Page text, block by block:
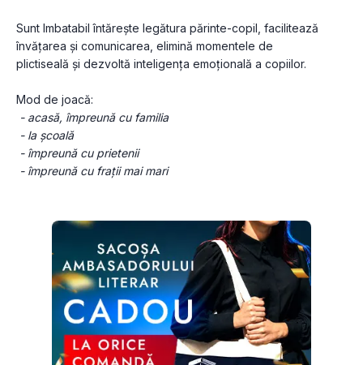
Sunt Imbatabil întărește legătura părinte-copil, facilitează
învățarea și comunicarea, elimină momentele de
plictiseală și dezvoltă inteligența emoțională a copiilor.
Mod de joacă:
- acasă, împreună cu familia
- la școală
- împreună cu prietenii
- împreună cu frații mai mari